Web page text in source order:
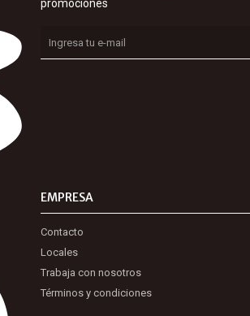
EMPRESA
Contacto
Locales
Trabaja con nosotros
Términos y condiciones
promociones